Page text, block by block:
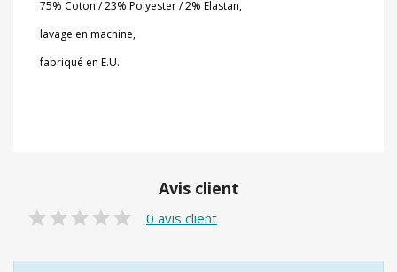
75% Coton / 23% Polyester / 2% Elastan,
lavage en machine,
fabriqué en E.U.
Avis client
0 avis client